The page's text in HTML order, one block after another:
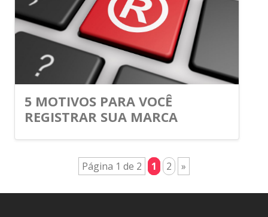
5 MOTIVOS PARA VOCÊ
REGISTRAR SUA MARCA
Página 1 de 2 1 2 »